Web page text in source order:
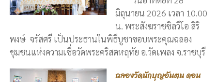
มิถุนายน 2026 เวลา 10.00
น. พระสังฆราชซิลวีโอ สิริ
พงษ์ จรัสศรี เป็นประธานในพิธีบูชาขอบพระคุณฉลอง
ชุมชนแห่งความเชื่อวัดพระคริสตหฤทัย อ.วัดเพลง จ.ราชบุรี
ฉลองวัดนักบุญอันตน ดอน